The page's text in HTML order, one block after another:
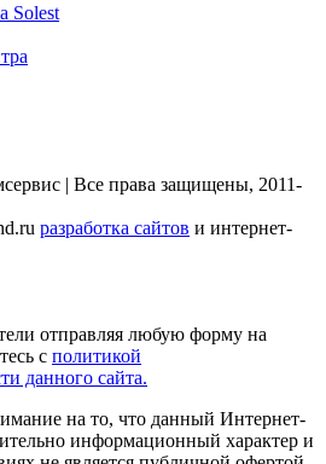
Solest
| Все права защищены, 2011-
разработка сайтов и интернет-
отправляя любую форму на
с политикой
данного сайта.
на то, что данный Интернет-
информационный характер и